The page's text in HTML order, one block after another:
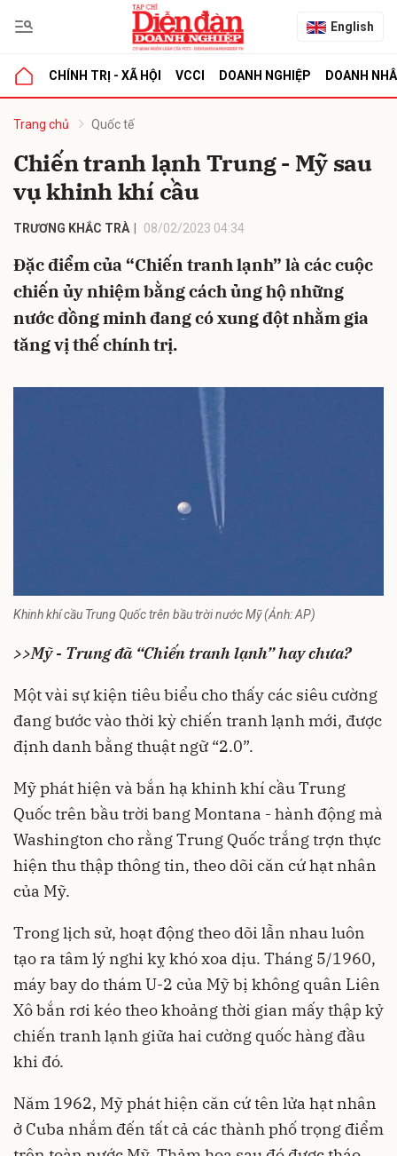
English
CHÍNH TRỊ - XÃ HỘI VCCI DOANH NGHIỆP DOANH
Trang chủ Quốc tế
Chiến tranh lạnh Trung - Mỹ sau
vụ khinh khí cầu
TRƯƠNG KHẮC TRÀ 08/02/2023 04:34
Đặc điểm của “Chiến tranh lạnh” là các cuộc
chiến ủy nhiệm bằng cách ủng hộ những
nước đồng minh đang có xung đột nhằm gia
tăng vị thế chính trị.
Khinh khí cầu Trung Quốc trên bầu trời nước Mỹ (Ảnh: AP)
>>Mỹ - Trung đã “Chiến tranh lạnh” hay chưa?
Một vài sự kiện tiêu biểu cho thấy các siêu cường
đang bước vào thời kỳchiến tranh lạnh mới, được
định danh bằng thuật ngữ “2.0”.
Mỹphát hiện và bắn hạ khinh khí cầuTrung
Quốctrên bầu trời bang Montana - hành động mà
Washington cho rằng Trung Quốc trắng trợn thực
hiện thu thập thông tin, theo dõi căn cứ hạt nhân
của Mỹ.
Trong lịch sử, hoạt động theo dõi lẫn nhau luôn
tạo ra tâm lý nghi kỵ khó xoa dịu. Tháng 5/1960,
máy bay do thám U-2 của Mỹ bị không quân Liên
Xô bắn rơi kéo theo khoảng thời gian mấy thập kỷ
chiến tranh lạnh giữa hai cường quốc hàng đầu
khi đó.
Năm 1962, Mỹ phát hiện căn cứ tên lửa hạt nhân
ở Cuba nhắm đến tất cả các thành phố trọng điểm
luận
Hủy